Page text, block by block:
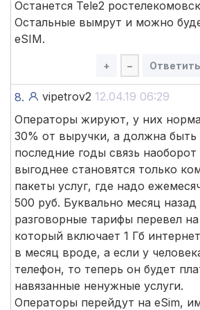
Останется Tele2
Остальные вымрут и можно
eSIM.
+ – Ответить
8. vipetrov2 12.04.19 06:29
Операторы жируют, у них
30% от выручки, а должна быть
последние годы связь
выгоднее становятся только
пакеты услуг, где надо
500 руб. Буквально месяц
разговорные тарифы перевел
который включает 1 Гб
в месяц вроде, а если у
телефон, то теперь он будет
навязанные ненужные услуги.
Операторы перейдут на eSim,